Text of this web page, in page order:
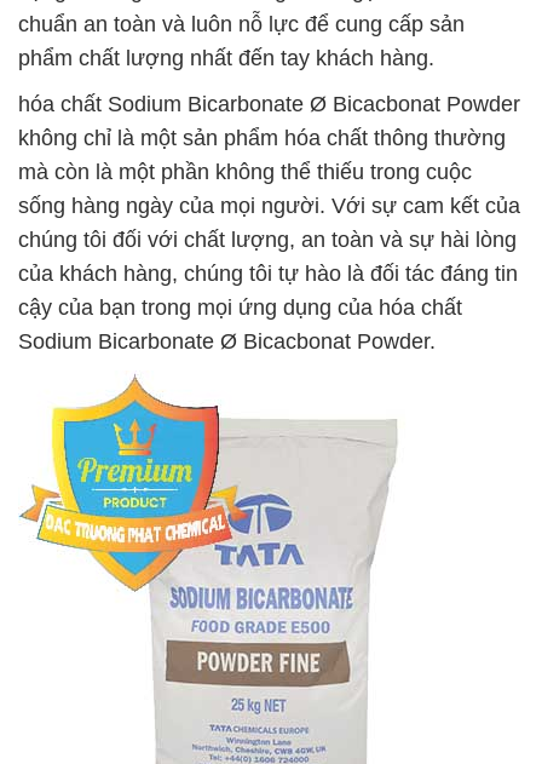
chuẩn an toàn và luôn nỗ lực để cung cấp sản
phẩm chất lượng nhất đến tay khách hàng.
hóa chất Sodium Bicarbonate Ø Bicacbonat Powder
không chỉ là một sản phẩm hóa chất thông thường
mà còn là một phần không thể thiếu trong cuộc
sống hàng ngày của mọi người. Với sự cam kết của
chúng tôi đối với chất lượng, an toàn và sự hài lòng
của khách hàng, chúng tôi tự hào là đối tác đáng tin
cậy của bạn trong mọi ứng dụng của hóa chất
Sodium Bicarbonate Ø Bicacbonat Powder.